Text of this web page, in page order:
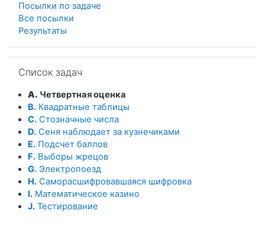
Посылки по задаче
Все посылки
Результаты
Список задач
A. Четвертная оценка
B. Квадратные таблицы
C. Стозначные числа
D. Сеня наблюдает за кузнечиками
E. Подсчет баллов
F. Выборы жрецов
G. Электропоезд
H. Саморасшифровавшаяся шифровка
I. Математическое казино
J. Тестирование